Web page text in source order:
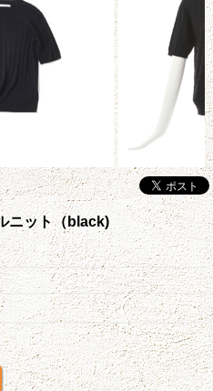
ニット（black)